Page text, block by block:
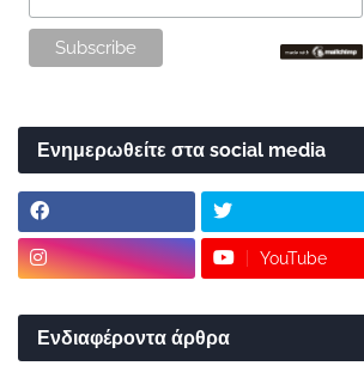
Ενημερωθείτε στα social media
YouTube
Ενδιαφέροντα άρθρα